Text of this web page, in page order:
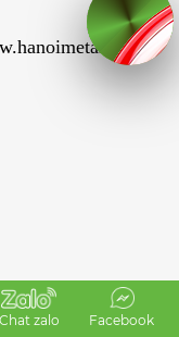
Chat zalo Facebook